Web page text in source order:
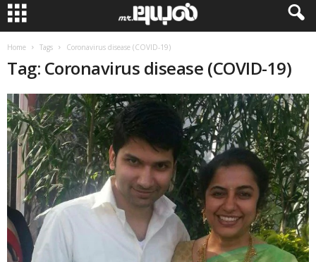
Home Tags Coronavirus disease (COVID-19)
Tag: Coronavirus disease (COVID-19)